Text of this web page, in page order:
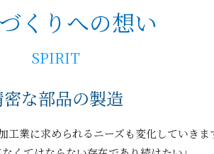
くりへの想い
SPIRIT
な部品の製造
工業に求められるニーズも変化していきま